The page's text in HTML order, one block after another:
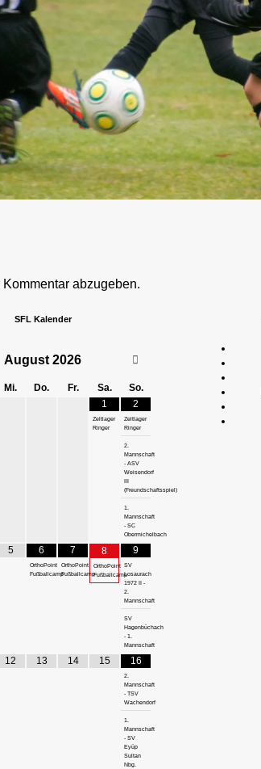
abzugeben.
SFL Kalender
August 2026
Mi. Do. Fr. Sa.
So.
1
Zeltlager
Ringer
2
Zeltlager
Ringer
2.
Mannschaft
- ASV
Weisendorf
(Freundschaftsspiel)
1.
Mannschaft
- SC
Obermichelbach
5 6
OrthoPoint
Fußballcamp
7
OrthoPoint
Fußballcamp
8
OrthoPoint
Fußballcamp
9
SV
Losaurach
1972 II -
2.
Mannschaft
SV
Hagenbüchach
- 1.
Mannschaft
12 13 14 15 16
2.
Mannschaft
- TSV
Wachendorf
1.
Mannschaft
- SV
Eyüp
Sultan
Nbg.